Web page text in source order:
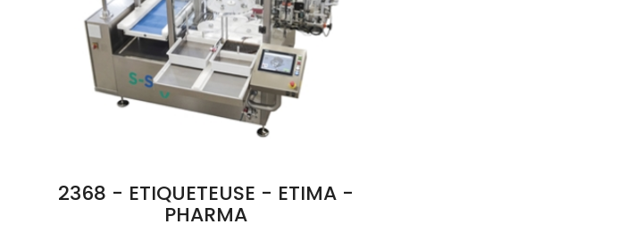
2368 - ETIQUETEUSE - ETIMA -
PHARMA